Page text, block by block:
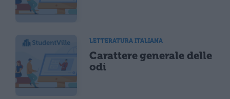
LETTERATURA ITALIANA
Carattere generale delle
odi